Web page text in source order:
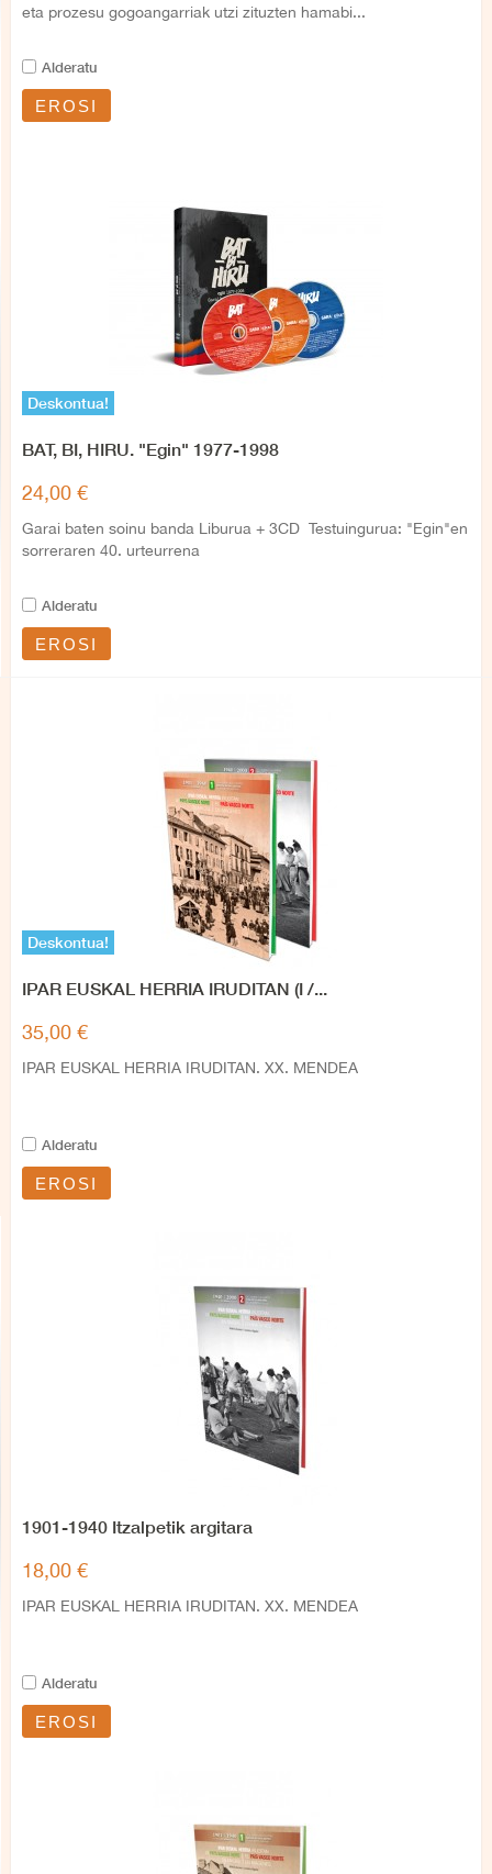
eta prozesu gogoangarriak utzi zituzten hamabi...
Alderatu
EROSI
Deskontua!
BAT, BI, HIRU. "Egin" 1977-1998
24,00 €
Garai baten soinu banda Liburua + 3CD Testuingurua: "Egin"en
sorreraren 40. urteurrena
Alderatu
EROSI
Deskontua!
IPAR EUSKAL HERRIA IRUDITAN (I /...
35,00 €
IPAR EUSKAL HERRIA IRUDITAN. XX. MENDEA
Alderatu
EROSI
1901-1940 Itzalpetik argitara
18,00 €
IPAR EUSKAL HERRIA IRUDITAN. XX. MENDEA
Alderatu
EROSI